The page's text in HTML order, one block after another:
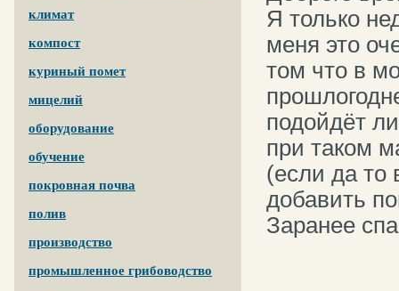
климат
компост
куриный помет
мицелий
оборудование
обучение
покровная почва
полив
производство
промышленное грибоводство
Я только
меня это
том что в
подойдёт
при таком
(если да то
добавить
Заранее